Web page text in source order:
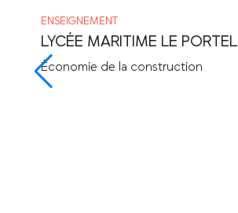
ENSEIGNEMENT
LYCÉE MARITIME LE PORTEL
Économie de la construction